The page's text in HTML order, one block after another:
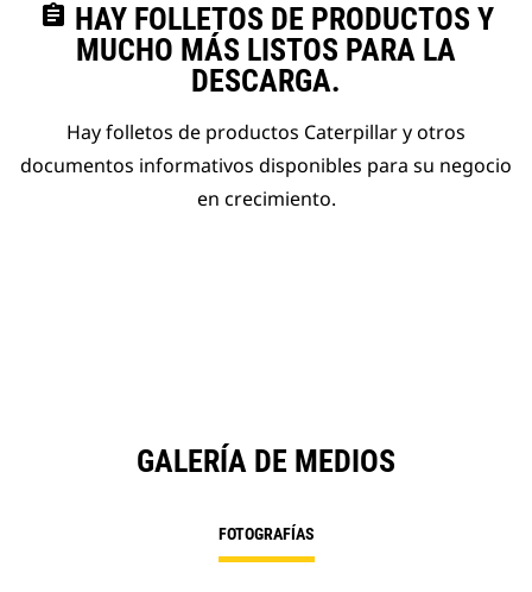
assignment HAY FOLLETOS DE PRODUCTOS Y
MUCHO MÁS LISTOS PARA LA
DESCARGA.
Hay folletos de productos Caterpillar y otros
documentos informativos disponibles para su negocio
en crecimiento.
GALERÍA DE MEDIOS
FOTOGRAFÍAS